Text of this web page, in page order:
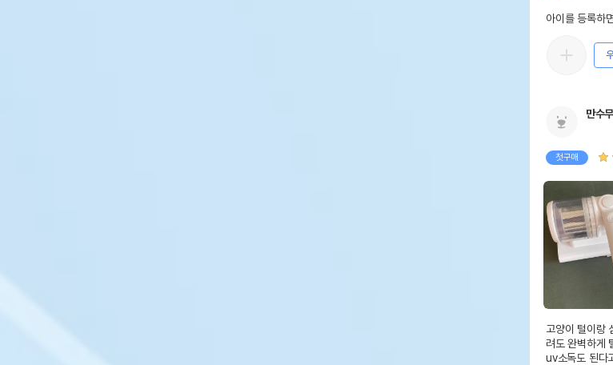
아이를 등록하
만수
첫구매
고양이 털이랑
려도 완벽하게
uv소독도 된다